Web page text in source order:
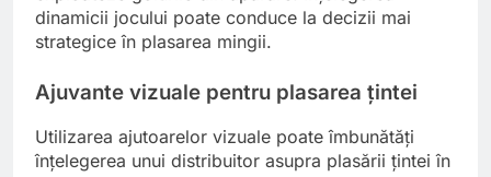
dinamicii jocului poate conduce la decizii mai
strategice în plasarea mingii.
Ajuvante vizuale pentru plasarea țintei
Utilizarea ajutoarelor vizuale poate îmbunătăți
înțelegerea unui distribuitor asupra plasării țintei în